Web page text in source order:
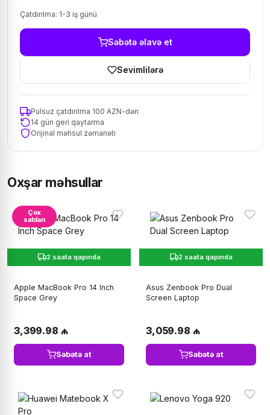
Çatdırılma: 1-3 iş günü
Səbətə əlavə et
Sevimlilərə
Pulsuz çatdırılma 100 AZN-dən
14 gün geri qaytarma
Orijinal məhsul zəmanəti
Oxşar məhsullar
Çox
satılan
2 saata qapında
Apple MacBook Pro 14 Inch
Space Grey
3,399.98 ₼
Səbətə at
2 saata qapında
Asus Zenbook Pro Dual
Screen Laptop
3,059.98 ₼
Səbətə at